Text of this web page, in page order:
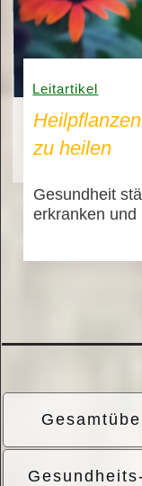
Leitartikel
zu heilen
Gesundheit
erkranken und